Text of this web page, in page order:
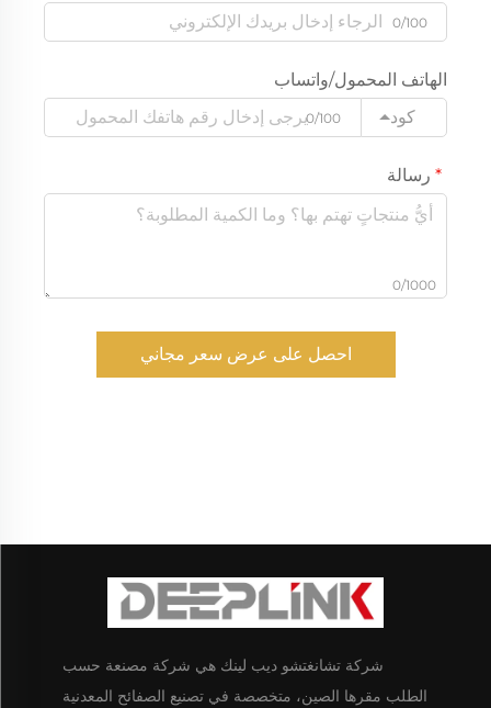
0/100
الهاتف المحمول/واتساب
كود
0/100
رسالة
0/1000
احصل على عرض سعر مجاني
شركة تشانغتشو ديب لينك هي شركة مصنعة حسب
الطلب مقرها الصين، متخصصة في تصنيع الصفائح المعدنية